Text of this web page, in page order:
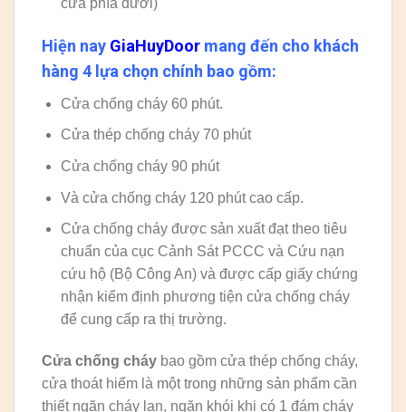
cửa phía dưới)
Hiện nay GiaHuyDoor mang đến cho khách
hàng 4 lựa chọn chính bao gồm:
Cửa chống cháy 60 phút.
Cửa thép chống cháy 70 phút
Cửa chống cháy 90 phút
Và cửa chống cháy 120 phút cao cấp.
Cửa chống cháy được sản xuất đạt theo tiêu
chuẩn của cục Cảnh Sát PCCC và Cứu nạn
cứu hộ (Bộ Công An) và được cấp giấy chứng
nhận kiểm định phương tiện cửa chống cháy
để cung cấp ra thị trường.
Cửa chống cháy bao gồm cửa thép chống cháy,
cửa thoát hiểm là một trong những sản phẩm cần
thiết ngăn cháy lan, ngăn khói khi có 1 đám cháy